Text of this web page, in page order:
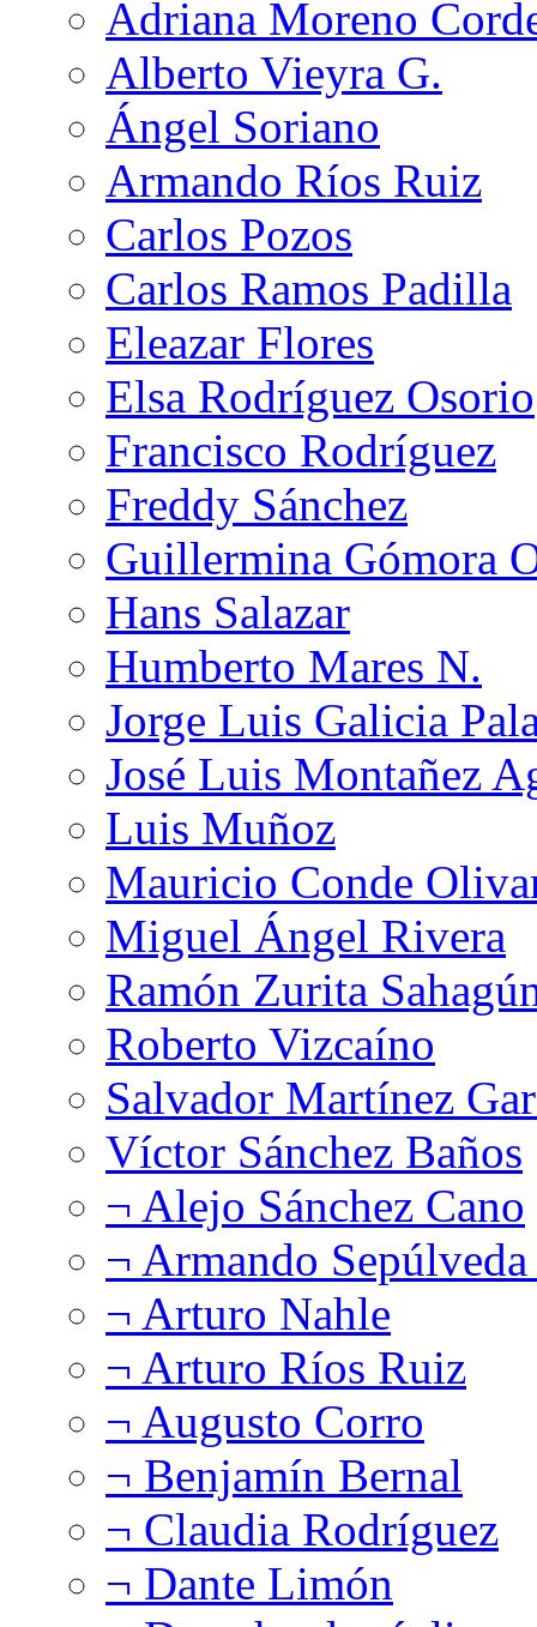
Adriana Moreno
Alberto Vieyra G.
Ángel Soriano
Armando Ríos Ruiz
Carlos Pozos
Carlos Ramos Padilla
Eleazar Flores
Elsa Rodríguez Osorio
Francisco Rodríguez
Freddy Sánchez
Guillermina Gómora
Hans Salazar
Humberto Mares N.
Jorge Luis Galicia
José Luis Montañez
Luis Muñoz
Mauricio Conde
Miguel Ángel Rivera
Ramón Zurita
Roberto Vizcaíno
Salvador Martínez
Víctor Sánchez Baños
¬ Alejo Sánchez Cano
¬ Armando
¬ Arturo Nahle
¬ Arturo Ríos Ruiz
¬ Augusto Corro
¬ Benjamín Bernal
¬ Claudia Rodríguez
¬ Dante Limón